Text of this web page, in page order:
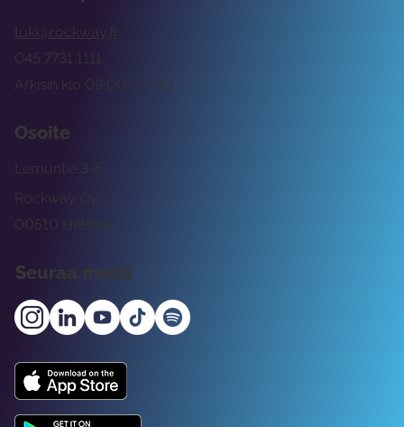
tuki@rockway.fi
Arkisin klo 09:00 -15:00
045 7731 1111
Osoite
Rockway Oy
Lemuntie 3-5
00510 Helsinki
Seuraa meitä